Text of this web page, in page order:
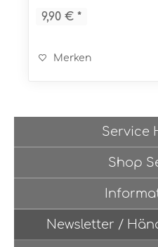
9,90 € *
Merken
Service
Shop
Newsletter /